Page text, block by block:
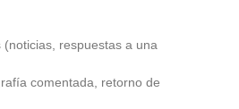
respuestas a una
comentada, retorno de